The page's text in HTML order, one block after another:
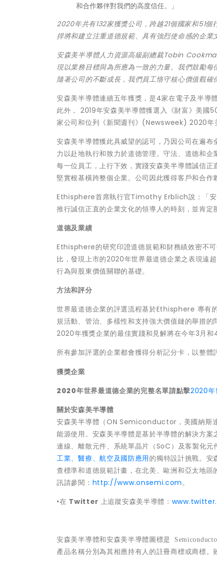
和合作夥伴對我們的高度信任。」
2020年共有132家獲獎公司，跨越21個國家和51個
捍將和建立注重道德規範、具有強烈使命感的企業
安森美半導體人力資源高級副總裁Tobin
現以業務目標與為所應為一致的力量。我們鼓勵每
隨著公司的不斷成長，我們員工恪守核心價值觀確
安森美半導體連續五年獲獎，是4家在電子及半導
此外， 2019年安森美半導體獲選入《財富》美
家公司和位列《新聞週刊》(Newsweek) 2020年
安森美半導體獲此具威望的認可，乃因公司在遍
力以赴地執行和致力於道德管理。守法、道德和
每一位員工，上行下效，實踐安森美半導體誠信
堅實根基橫跨整個企業。公司因此獲得客戶和合作
Ethisphere首席執行官Timothy Erblich說：「安
推行誠信正直的企業文化的領導人的時刻，並肯定
道德及業績
Ethisphere的研究印證道德規範和財務績效密不
比，發現上市的2020年世界最道德企業之表現遠
行為與股東價值關聯的基礎。
方法和評分
世界最道德企業的評選流程基於Ethisphere 專
規活動、管治、多樣性和支持強大價值鏈的舉措
2020年獲獎企業的最佳實踐和見解將在今年3月和
所有參加評選的企業都會獲得分析記分卡，以整體
獲獎企業
2020年世界最道德企業的完整名單請點擊2020年
關於安森美半導體
安森美半導體（ON Semiconductor，美國納斯
能源使用。安森美半導體是基於半導體的解決方案
連線、離散元件、系統單晶片（SoC）及客製化
工業、醫療、航空及國防應用的獨特設計挑戰。安
查標準和道德規範計畫，在北美、歐洲和亞太地
訊請參閱： http://www.onsemi.com。
•在 Twitter 上追蹤安森美半導體：
安森美半導體和安森美半導體圖標是
產品名稱分別為其相應持有人的註冊商標或商標。